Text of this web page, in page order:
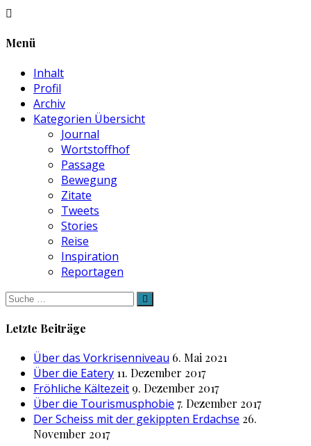
Menü
Inhalt
Profil
Archiv
Kategorien Übersicht
Journal
Wortstoffhof
Passage
Bewegung
Zitate
Tweets
Stories
Reise
Inspiration
Reportagen
Suche
nach:
Letzte Beiträge
Über das Vorkrisenniveau 6. Mai 2021
Über die Eatery 11. Dezember 2017
Fröhliche Kältezeit 9. Dezember 2017
Über die Tourismusphobie 7. Dezember 2017
Der Scheiss mit der gekippten Erdachse 26.
November 2017